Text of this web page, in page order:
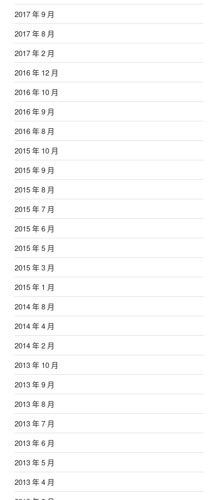
2017 年 9 月
2017 年 8 月
2017 年 2 月
2016 年 12 月
2016 年 10 月
2016 年 9 月
2016 年 8 月
2015 年 10 月
2015 年 9 月
2015 年 8 月
2015 年 7 月
2015 年 6 月
2015 年 5 月
2015 年 3 月
2015 年 1 月
2014 年 8 月
2014 年 4 月
2014 年 2 月
2013 年 10 月
2013 年 9 月
2013 年 8 月
2013 年 7 月
2013 年 6 月
2013 年 5 月
2013 年 4 月